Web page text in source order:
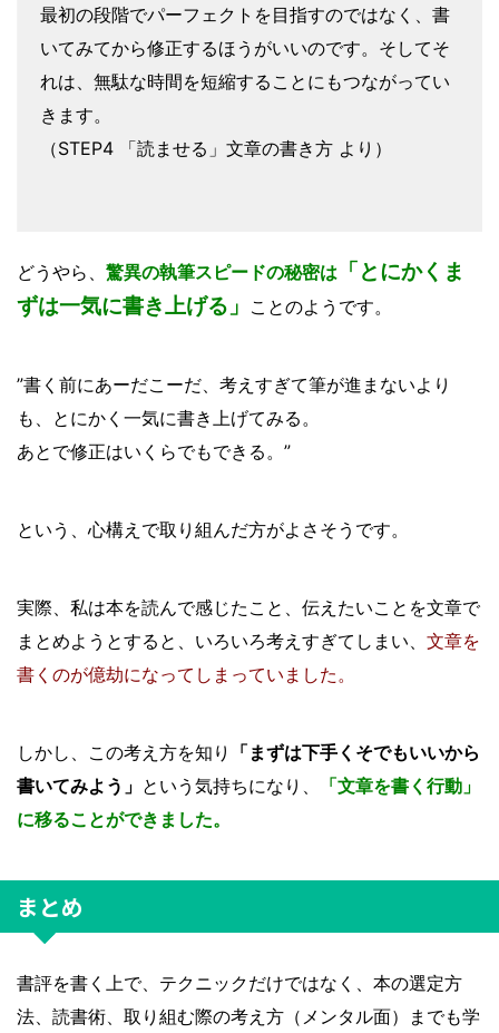
最初の段階でパーフェクトを目指すのではなく、書
いてみてから修正するほうがいいのです。そしてそ
れは、無駄な時間を短縮することにもつながってい
きます。
（STEP4 「読ませる」文章の書き方 より）
どうやら、 驚異の執筆スピードの秘密は 「とにかくま
ずは一気に書き上げる」 ことのようです。
”書く前にあーだこーだ、考えすぎて筆が進まないより
も、とにかく一気に書き上げてみる。
あとで修正はいくらでもできる。”
という、心構えで取り組んだ方がよさそうです。
実際、私は本を読んで感じたこと、伝えたいことを文章で
まとめようとすると、いろいろ考えすぎてしまい、 文章を
書くのが億劫になってしまっていました。
しかし、この考え方を知り
「まずは下手くそでもいいから
書いてみよう」 という気持ちになり、
「文章を書く行動」
に移ることができました。
まとめ
書評を書く上で、テクニックだけではなく、本の選定方
法、読書術、取り組む際の考え方（メンタル面）までも学